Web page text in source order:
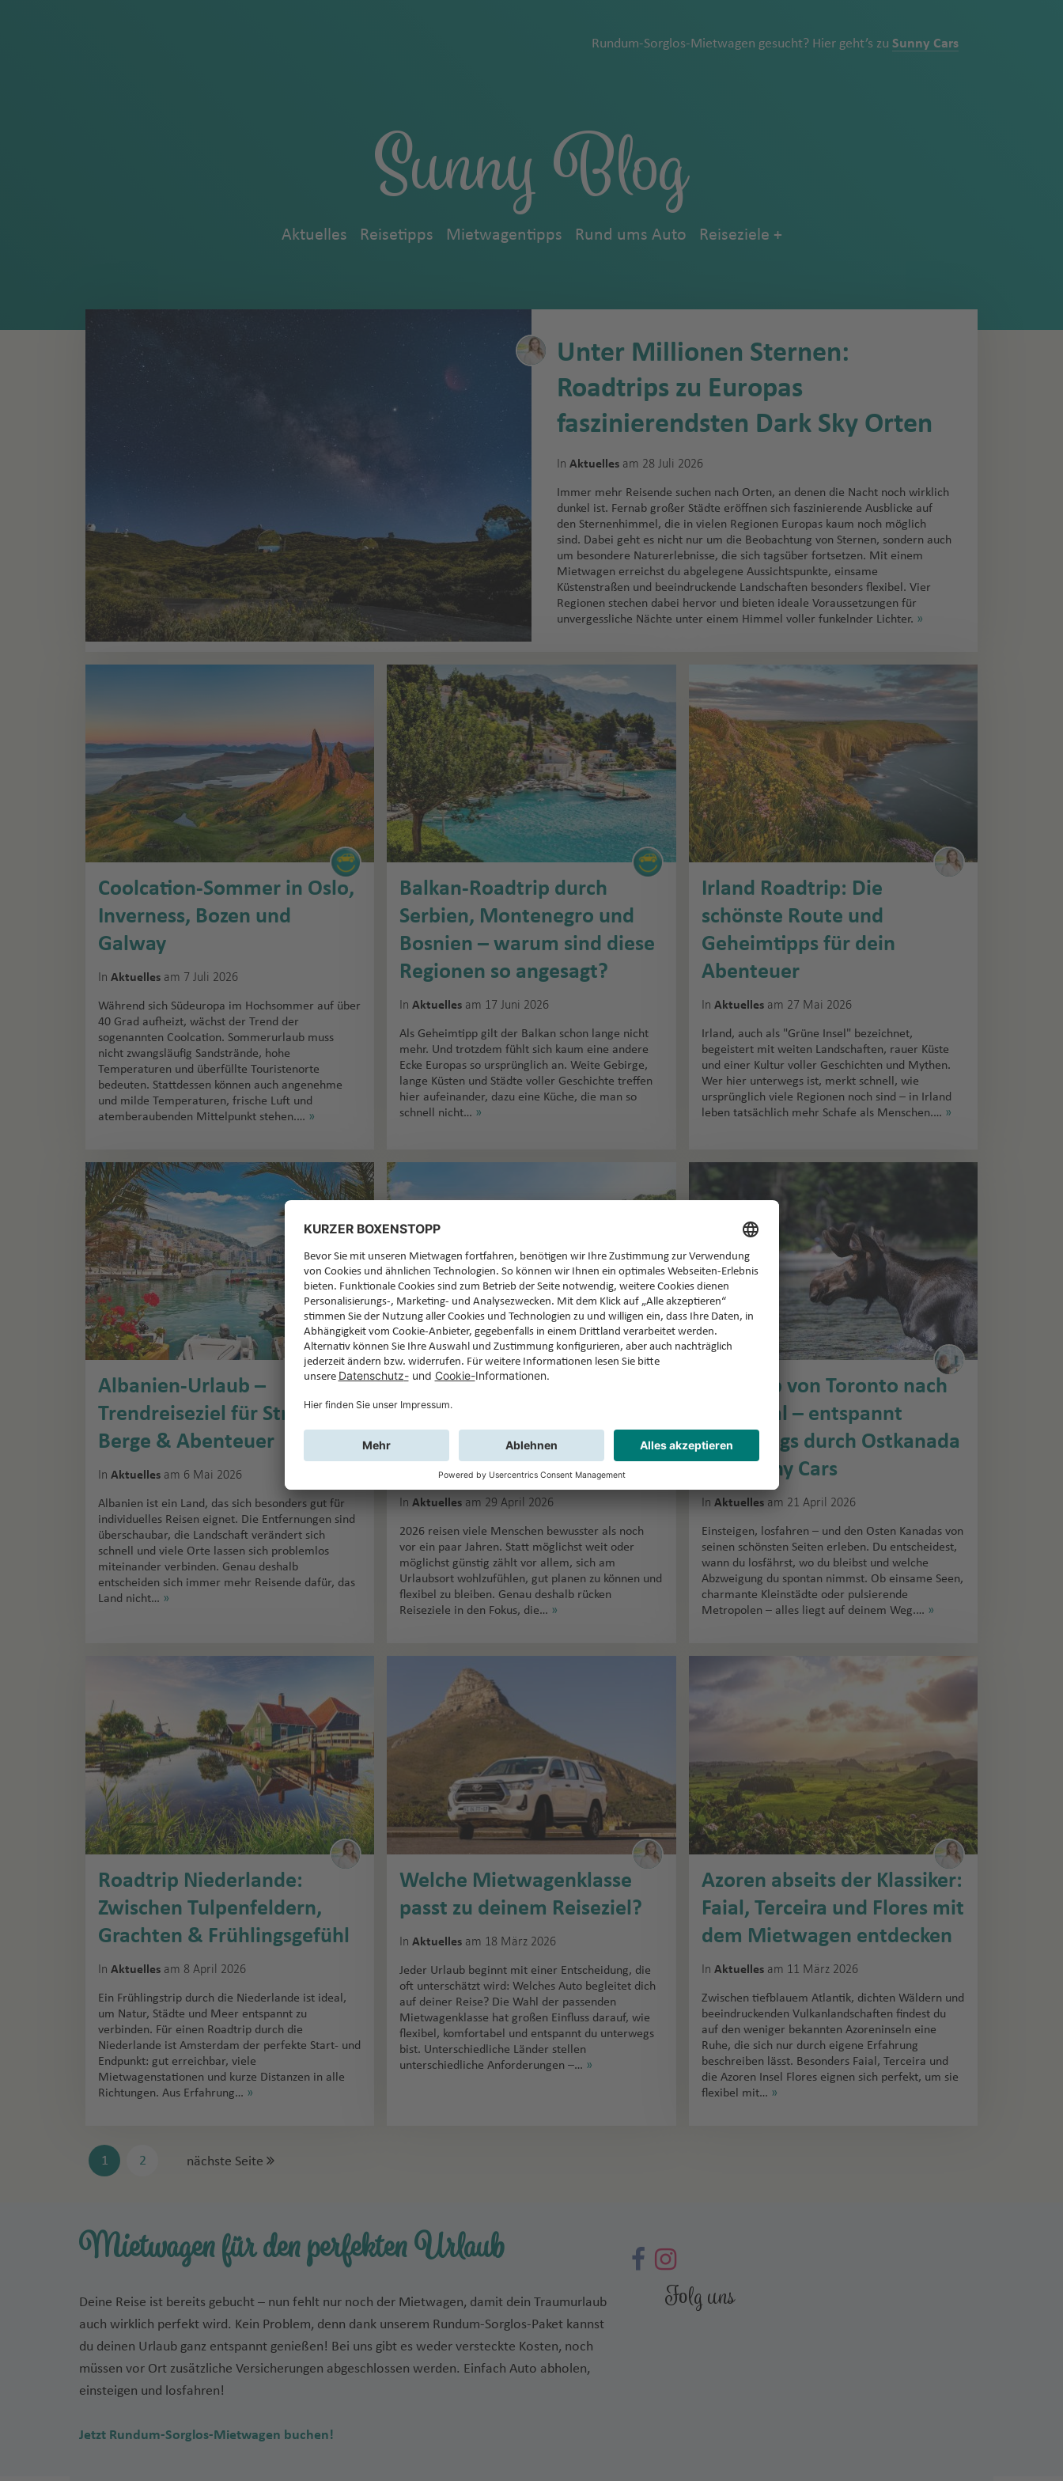
Rundum-Sorglos-Mietwagen gesucht? Hier geht’s zu Sunny Cars
Sunny Blog
Aktuelles Reisetipps Mietwagentipps Rund ums Auto Reiseziele
Unter Millionen Sternen:
Roadtrips zu Europas
faszinierendsten Dark Sky Orten
In Aktuelles am 28 Juli 2026
Immer mehr Reisende suchen nach Orten, an denen die Nacht noch wirklich
dunkel ist. Fernab großer Städte eröffnen sich faszinierende Ausblicke auf
den Sternenhimmel, die in vielen Regionen Europas kaum noch möglich
sind. Dabei geht es nicht nur um die Beobachtung von Sternen, sondern auch
um besondere Naturerlebnisse, die sich tagsüber fortsetzen. Mit einem
Mietwagen erreichst du abgelegene Aussichtspunkte, einsame
Küstenstraßen und beeindruckende Landschaften besonders flexibel. Vier
Regionen stechen dabei hervor und bieten ideale Voraussetzungen für
unvergessliche Nächte unter einem Himmel voller funkelnder Lichter. »
Coolcation-Sommer in Oslo,
Inverness, Bozen und
Galway
In Aktuelles am 7 Juli 2026
Während sich Südeuropa im Hochsommer auf über
40 Grad aufheizt, wächst der Trend der
sogenannten Coolcation. Sommerurlaub muss
nicht zwangsläufig Sandstrände, hohe
Temperaturen und überfüllte Touristenorte
bedeuten. Stattdessen können auch angenehme
und milde Temperaturen, frische Luft und
atemberaubenden Mittelpunkt stehen.… »
Balkan-Roadtrip durch
Serbien, Montenegro und
Bosnien – warum sind diese
Regionen so angesagt?
InAktuelles am 17 Juni 2026
Als Geheimtipp gilt der Balkan schon lange nicht
mehr. Und trotzdem fühlt sich kaum eine andere
Ecke Europas so ursprünglich an. Weite Gebirge,
lange Küsten und Städte voller Geschichte treffen
hier aufeinander, dazu eine Küche, die man so
schnell nicht… »
Irland Roadtrip: Die
schönste Route und
Geheimtipps für dein
Abenteuer
In Aktuelles am 27 Mai 2026
Irland, auch als "Grüne Insel" bezeichnet,
begeistert mit weiten Landschaften, rauer Küste
und einer Kultur voller Geschichten und Mythen.
Wer hier unterwegs ist, merkt schnell, wie
ursprünglich viele Regionen noch sind – in Irland
leben tatsächlich mehr Schafe als Menschen.… »
Albanien-Urlaub –
Trendreiseziel für Strand,
Berge & Abenteuer
In Aktuelles am 6 Mai 2026
Albanien ist ein Land, das sich besonders gut für
individuelles Reisen eignet. Die Entfernungen sind
überschaubar, die Landschaft verändert sich
schnell und viele Orte lassen sich problemlos
miteinander verbinden. Genau deshalb
entscheiden sich immer mehr Reisende dafür, das
Land nicht… »
Urlaubsziele 2026: Diese
Länder und Regionen sind
jetzt besonders gefragt –
und warum
InAktuelles am 29 April 2026
2026 reisen viele Menschen bewusster als noch
vor ein paar Jahren. Statt möglichst weit oder
möglichst günstig zählt vor allem, sich am
Urlaubsort wohlzufühlen, gut planen zu können und
flexibel zu bleiben. Genau deshalb rücken
Reiseziele in den Fokus, die… »
Roadtrip von Toronto nach
Montreal – entspannt
unterwegs durch Ostkanada
mit Sunny Cars
In Aktuelles am 21 April 2026
Einsteigen, losfahren – und den Osten Kanadas von
seinen schönsten Seiten erleben. Du entscheidest,
wann du losfährst, wo du bleibst und welche
Abzweigung du spontan nimmst. Ob einsame Seen,
charmante Kleinstädte oder pulsierende
Metropolen – alles liegt auf deinem Weg.… »
Roadtrip Niederlande:
Zwischen Tulpenfeldern,
Grachten & Frühlingsgefühl
In Aktuelles am 8 April 2026
Ein Frühlingstrip durch die Niederlande ist ideal,
um Natur, Städte und Meer entspannt zu
verbinden. Für einen Roadtrip durch die
Niederlande ist Amsterdam der perfekte Start- und
Endpunkt: gut erreichbar, viele
Mietwagenstationen und kurze Distanzen in alle
Richtungen. Aus Erfahrung… »
Welche Mietwagenklasse
passt zu deinem Reiseziel?
InAktuelles am 18 März 2026
Jeder Urlaub beginnt mit einer Entscheidung, die
oft unterschätzt wird: Welches Auto begleitet dich
auf deiner Reise? Die Wahl der passenden
Mietwagenklasse hat großen Einfluss darauf, wie
flexibel, komfortabel und entspannt du unterwegs
bist. Unterschiedliche Länder stellen
unterschiedliche Anforderungen –… »
Azoren abseits der Klassiker:
Faial, Terceira und Flores mit
dem Mietwagen entdecken
In Aktuelles am 11 März 2026
Zwischen tiefblauem Atlantik, dichten Wäldern und
beeindruckenden Vulkanlandschaften findest du
auf den weniger bekannten Azoreninseln eine
Ruhe, die sich nur durch eigene Erfahrung
beschreiben lässt. Besonders Faial, Terceira und
die Azoren Insel Flores eignen sich perfekt, um sie
flexibel mit… »
1 2 nächste Seite
Mietwagen für den perfekten Urlaub
Deine Reise ist bereits gebucht – nun fehlt nur noch der Mietwagen, damit dein Traumurlaub
auch wirklich perfekt wird. Kein Problem, denn dank unserem Rundum-Sorglos-Paket kannst
du deinen Urlaub ganz entspannt genießen! Bei uns gibt es weder versteckte Kosten, noch
müssen vor Ort zusätzliche Versicherungen abgeschlossen werden. Einfach Auto abholen,
einsteigen und losfahren!
Jetzt Rundum-Sorglos-Mietwagen buchen!